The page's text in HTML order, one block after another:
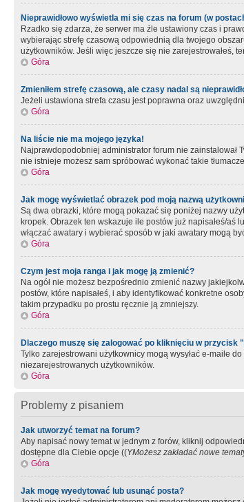
Nieprawidłowo wyświetla mi się czas na forum (w
Rzadko się zdarza, że serwer ma źle ustawiony czas i
wybierając strefę czasową odpowiednią dla twojego
użytkowników. Jeśli więc jeszcze się nie zarejestrowałeś,
Góra
Zmieniłem strefę czasową, ale czasy nadal są
Jeżeli ustawiona strefa czasu jest poprawna oraz
Góra
Na liście nie ma mojego języka!
Najprawdopodobniej administrator forum nie zainstalował
nie istnieje możesz sam spróbować wykonać takie
Góra
Jak mogę wyświetlać obrazek pod moją nazwą
Są dwa obrazki, które mogą pokazać się poniżej nazwy
kropek. Obrazek ten wskazuje ile postów już napisałeś/
włączać awatary i wybierać sposób w jaki awatary mogą
Góra
Czym jest moja ranga i jak mogę ją zmienić?
Na ogół nie możesz bezpośrednio zmienić nazwy
postów, które napisałeś, i aby identyfikować konkretne
takim przypadku po prostu ręcznie ją zmniejszy.
Góra
Dlaczego muszę się zalogować po kliknięciu w przycisk
Tylko zarejestrowani użytkownicy mogą wysyłać e-maile
niezarejestrowanych użytkowników.
Góra
Problemy z pisaniem
Jak utworzyć temat na forum?
Aby napisać nowy temat w jednym z forów, kliknij
dostępne dla Ciebie opcje ((YMożesz zakładać nowe
Góra
Jak mogę wyedytować lub usunąć posta?